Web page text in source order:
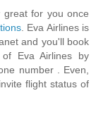
great for you once
. Eva Airlines is
and you'll book
Eva Airlines by
number . Even,
flight status of